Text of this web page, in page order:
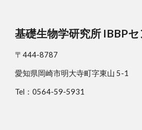
基礎生物学研究所 IBBP
〒444-8787
愛知県岡崎市明大寺町字東山 5-1
Tel：0564-59-5931